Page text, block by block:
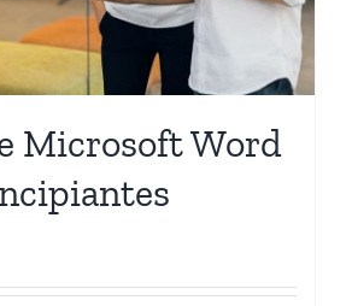
Microsoft Word